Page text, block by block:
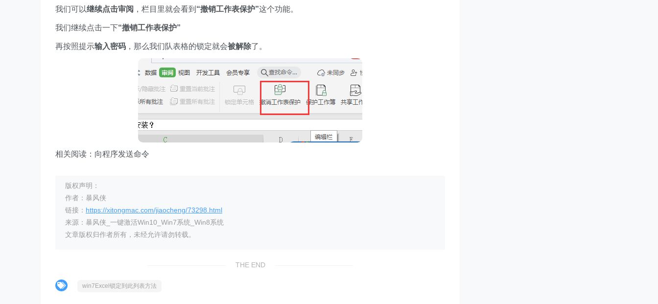
我们可以继续点击审阅 ，栏目里就会看到 “撤销工作表保护”这个功能。
我们继续点击一下“撤销工作表保护”
再按照提示输入密码 ，那么我们队表格的锁定就会被解除了。
相关阅读：向程序发送命令
版权声明：
作者：暴风侠
链接： https://xitongmac.com/jiaocheng/73298.html
来源：暴风侠_一键激活Win10_Win7系统_Win8系统
文章版权归作者所有，未经允许请勿转载。
THE END
win7Excel锁定到此列表方法